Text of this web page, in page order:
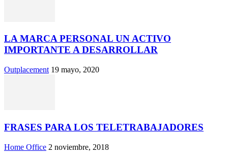
LA MARCA PERSONAL UN ACTIVO
IMPORTANTE A DESARROLLAR
Outplacement 19 mayo, 2020
FRASES PARA LOS TELETRABAJADORES
Home Office 2 noviembre, 2018